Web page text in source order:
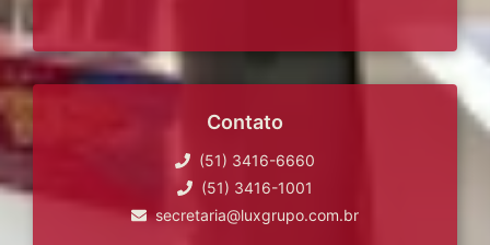
Contato
(51) 3416-6660
(51) 3416-1001
secretaria@luxgrupo.com.br